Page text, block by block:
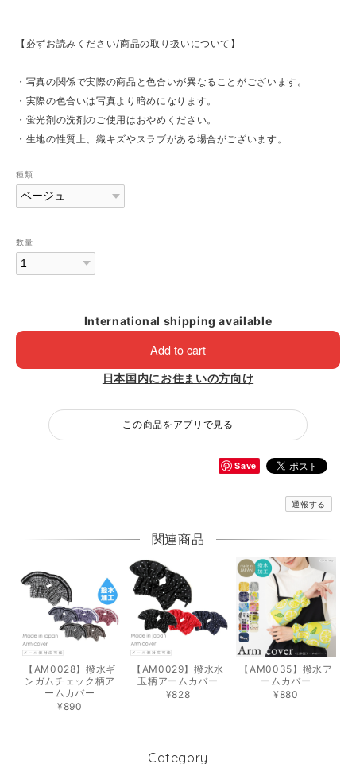
【必ずお読みください/商品の取り扱いについて】
・写真の関係で実際の商品と色合いが異なることがございます。
・実際の色合いは写真より暗めになります。
・蛍光剤の洗剤のご使用はおやめください。
・生地の性質上、織キズやスラブがある場合がございます。
種類
数量
International shipping available
Add to cart
日本国内にお住まいの方向け
この商品をアプリで見る
Save
通報する
関連商品
【AM0028】撥水ギ
ンガムチェック柄ア
ームカバー
¥890
【AM0029】撥水水
玉柄アームカバー
¥828
【AM0035】撥水ア
ームカバー
¥880
Category